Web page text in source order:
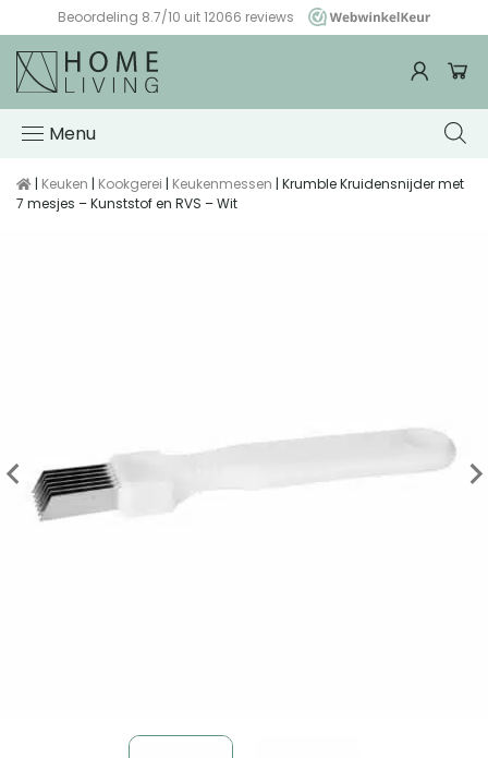
Beoordeling 8.7/10 uit 12066 reviews
WebwinkelKeur
Menu
| Keuken | Kookgerei | Keukenmessen | Krumble Kruidensnijder met
7 mesjes – Kunststof en RVS – Wit